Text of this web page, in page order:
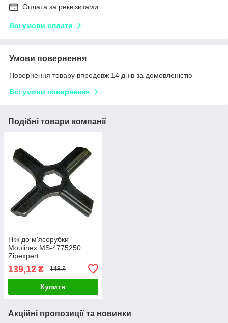
Оплата за реквізитами
Всі умови оплати
Умови повернення
Повернення товару впродовж 14 днів за домовленістю
Всі умови повернення
Подібні товари компанії
Ніж до м'ясорубки
Moulinex MS-4775250
Zipexpert
139,12 ₴ 148 ₴
Купити
Акційні пропозиції та новинки